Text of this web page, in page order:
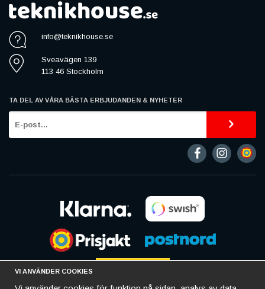
info@teknikhouse.se
Sveavägen 139
113 46 Stockholm
TA DEL AV VÅRA BÄSTA ERBJUDANDEN & NYHETER
VI ANVÄNDER COOKIES